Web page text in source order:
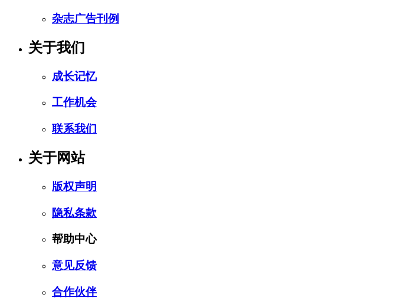
杂志广告刊例
关于我们
成长记忆
工作机会
联系我们
关于网站
版权声明
隐私条款
帮助中心
意见反馈
合作伙伴